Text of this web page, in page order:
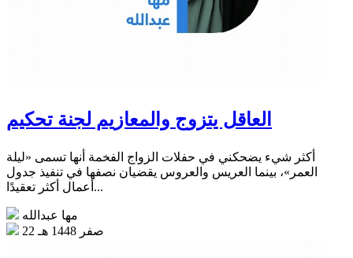
العاقل يتزوج والمعازيم لجنة تحكيم
أكثر شيء يضحكني في حفلات الزواج الفخمة أنها تسمى «ليلة
العمر»، بينما العريس والعروس يقضيان نصفها في تنفيذ جدول
أعمال أكثر تعقيدًا...
مها عبدالله
22 صفر 1448 هـ